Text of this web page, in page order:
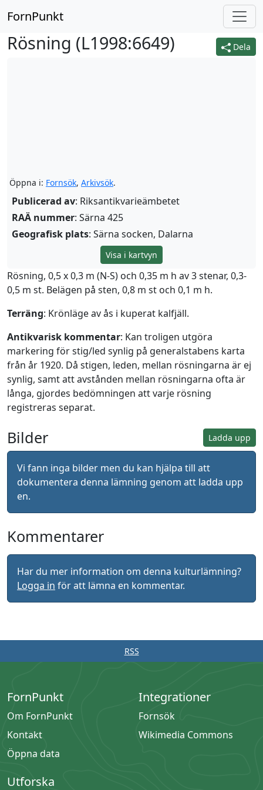
FornPunkt
Dela
Rösning (L1998:6649)
Öppna i: Fornsök, Arkivsök.
Publicerad av: Riksantikvarieämbetet
RAÄ nummer: Särna 425
Geografisk plats: Särna socken, Dalarna
Visa i kartvyn
Rösning, 0,5 x 0,3 m (N-S) och 0,35 m h av 3 stenar, 0,3-
0,5 m st. Belägen på sten, 0,8 m st och 0,1 m h.
Terräng: Krönläge av ås i kuperat kalfjäll.
Antikvarisk kommentar: Kan troligen utgöra
markering för stig/led synlig på generalstabens karta
från år 1920. Då stigen, leden, mellan rösningarna är ej
synlig, samt att avstånden mellan rösningarna ofta är
långa, gjordes bedömningen att varje rösning
registreras separat.
Ladda upp
Bilder
Vi fann inga bilder men du kan hjälpa till att
dokumentera denna lämning genom att ladda upp
en.
Kommentarer
Har du mer information om denna kulturlämning?
Logga in för att lämna en kommentar.
RSS
FornPunkt
Om FornPunkt
Kontakt
Öppna data
Integrationer
Fornsök
Wikimedia Commons
Utforska